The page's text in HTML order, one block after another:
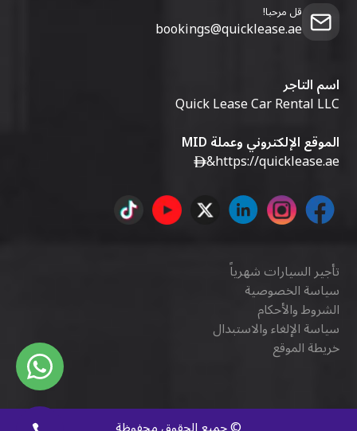
قل مرحبا!
bookings@quicklease.ae
اسم التاجر
Quick Lease Car Rental LLC
الموقع الإلكتروني وعملة MID
https://quicklease.ae
&
تأجير السيارات شهرياً
سياسة الخصوصية
الشروط والأحكام
سياسة الإلغاء والاستبدال
خريطة الموقع